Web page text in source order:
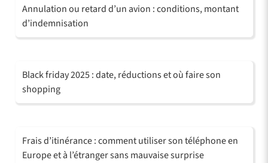
Annulation ou retard d’un avion : conditions, montant
d’indemnisation
Black friday 2025 : date, réductions et où faire son
shopping
Frais d’itinérance : comment utiliser son téléphone en
Europe et à l’étranger sans mauvaise surprise